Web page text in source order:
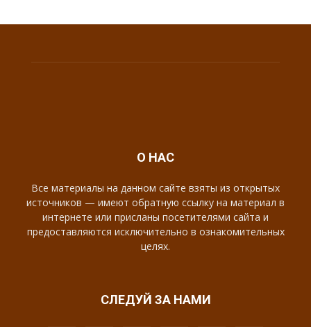
О НАС
Все материалы на данном сайте взяты из открытых
источников — имеют обратную ссылку на материал в
интернете или присланы посетителями сайта и
предоставляются исключительно в ознакомительных
целях.
СЛЕДУЙ ЗА НАМИ